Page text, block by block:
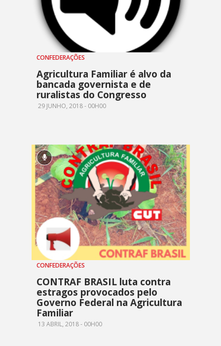
CONFEDERAÇÕES
Agricultura Familiar é alvo da
bancada governista e de
ruralistas do Congresso
29 JUNHO, 2018 - 00H00
CONFEDERAÇÕES
CONTRAF BRASIL luta contra
estragos provocados pelo
Governo Federal na Agricultura
Familiar
13 ABRIL, 2018 - 00H00